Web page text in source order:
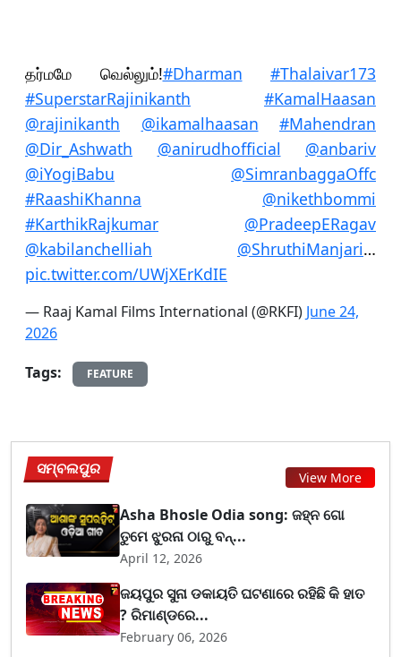
தர்மமே வெல்லும்!#Dharman
#Thalaivar173
#SuperstarRajinikanth
#KamalHaasan
@rajinikanth
@ikamalhaasan
#Mahendran
@Dir_Ashwath
@anirudhofficial
@anbariv
@iYogiBabu
@SimranbaggaOffc
#RaashiKhanna
@nikethbommi
#KarthikRajkumar
@PradeepERagav
@kabilanchelliah
@ShruthiManjari…
pic.twitter.com/UWjXErKdIE
— Raaj Kamal Films International (@RKFI) June 24,
2026
Tags:
FEATURE
ସମ୍ବଲପୁର View More
Asha Bhosle Odia song: ଜହ୍ନ ଗୋ
ତୁମେ ଝୁରନା ଠାରୁ ବନ୍...
April 12, 2026
ଜୟପୁର ସୁନା ଡକାୟତି ଘଟଣାରେ ରହିଛି କି ହାତ
? ରିମାଣ୍ଡରେ...
February 06, 2026